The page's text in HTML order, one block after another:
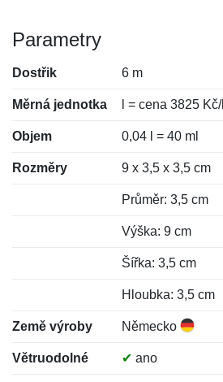
Parametry
Dostřik 6 m
Měrná jednotka l = cena 3825 Kč/l
Objem 0,04 l = 40 ml
Rozměry 9 x 3,5 x 3,5 cm
Průměr: 3,5 cm
Výška: 9 cm
Šířka: 3,5 cm
Hloubka: 3,5 cm
Země výroby Německo
Větruodolné ✔ ano